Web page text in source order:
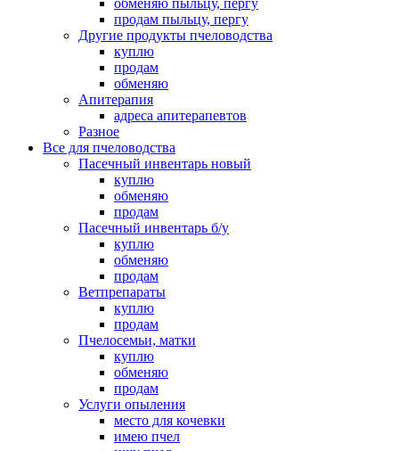
обменяю пыльцу, пергу
продам пыльцу, пергу
Другие продукты пчеловодства
куплю
продам
обменяю
Апитерапия
адреса апитерапевтов
Разное
Все для пчеловодства
Пасечный инвентарь новый
куплю
обменяю
продам
Пасечный инвентарь б/у
куплю
обменяю
продам
Ветпрепараты
куплю
продам
Пчелосемьи, матки
куплю
обменяю
продам
Услуги опыления
место для кочевки
имею пчел